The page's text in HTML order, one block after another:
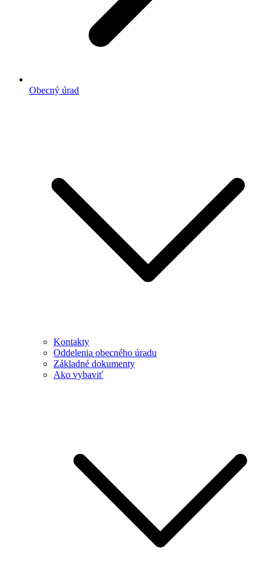
Obecný úrad
Kontakty
Oddelenia obecného úradu
Základné dokumenty
Ako vybaviť